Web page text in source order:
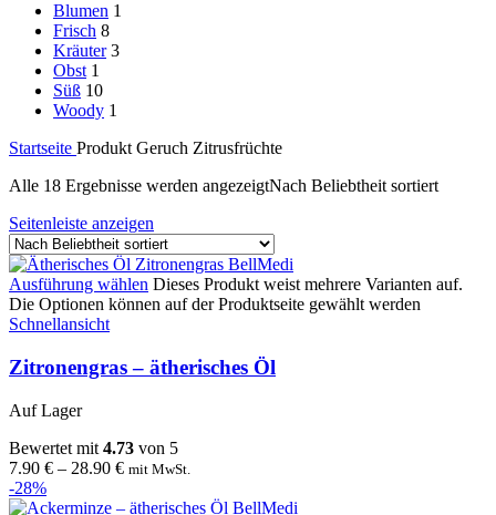
Blumen 1
Frisch 8
Kräuter 3
Obst 1
Süß 10
Woody 1
Startseite Produkt Geruch Zitrusfrüchte
Alle 18 Ergebnisse werden angezeigtNach Beliebtheit sortiert
Seitenleiste anzeigen
Ausführung wählen Dieses Produkt weist mehrere Varianten auf.
Die Optionen können auf der Produktseite gewählt werden
Schnellansicht
Zitronengras – ätherisches Öl
Auf Lager
Bewertet mit 4.73 von 5
7.90 € – 28.90 € mit MwSt.
-28%